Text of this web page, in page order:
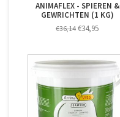
ANIMAFLEX - SPIEREN &
GEWRICHTEN (1 KG)
€36,14 €34,95